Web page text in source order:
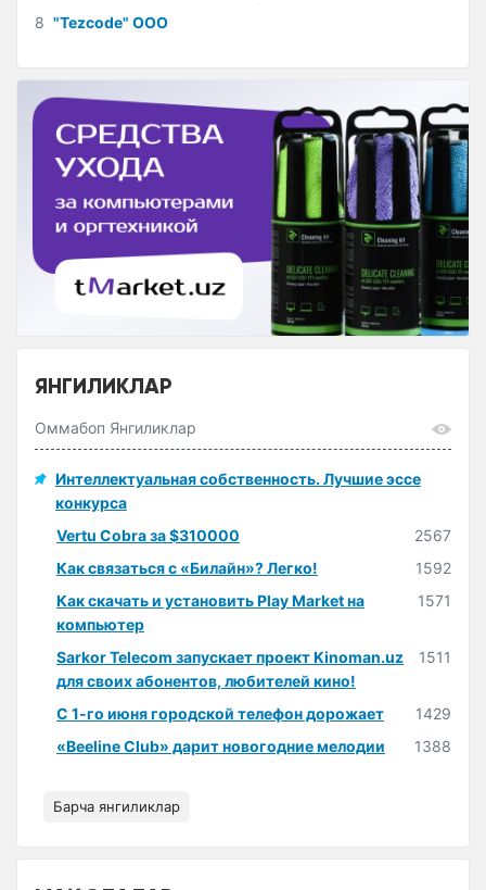
8 "Tezcode" ООО
ЯНГИЛИКЛАР
Оммабоп Янгиликлар
Интеллектуальная собственность. Лучшие эссе
конкурса
Vertu Cobra за $310000
2567
Как связаться с «Билайн»? Легко!
1592
Как скачать и установить Play Market на
компьютер
1571
Sarkor Telecom запускает проект Kinoman.uz
для своих абонентов, любителей кино!
1511
С 1-го июня городской телефон дорожает
1429
«Beeline Club» дарит новогодние мелодии
1388
Барча янгиликлар